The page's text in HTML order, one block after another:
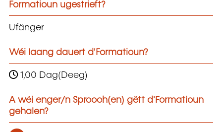
Formatioun ugestrieft?
Ufänger
Wéi laang dauert d'Formatioun?
1,00 Dag(Deeg)
A wéi enger/n Sprooch(en) gëtt d'Formatioun
gehalen?